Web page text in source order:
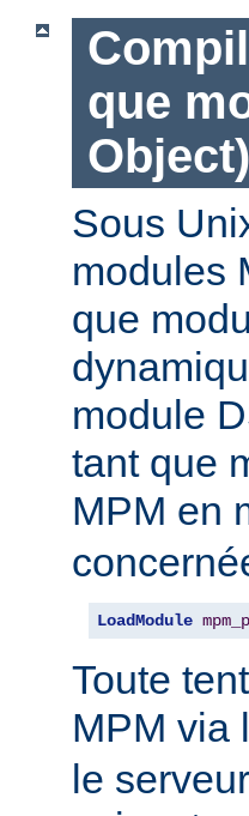
que
Object)
Sous
modules
que
module
tant que
MPM en
LoadModule
Toute
MPM via
le